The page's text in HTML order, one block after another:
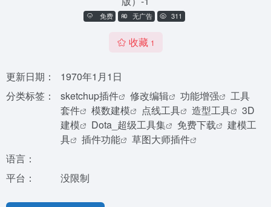
免费 无广告 311
收藏 1
更新日期：
1970年1月1日
分类标签：
sketchup插件 修改编辑 功能增强
工具
套件
模数建模 点线工具 造型工具
3D
建模
Dota_超级工具集 免费下载
建模工
具
插件功能
草图大师插件
语言：
平台：
没限制